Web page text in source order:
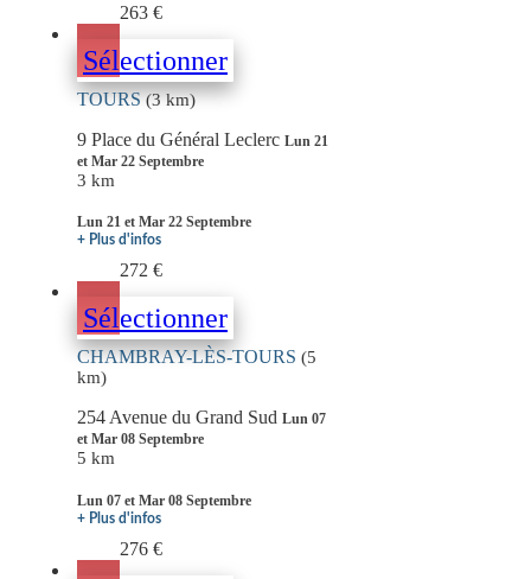
263 €
Sélectionner
TOURS(3 km)
9 Place du Général Leclerc Lun 21
et Mar 22 Septembre
3 km
Lun 21 et Mar 22 Septembre
+ Plus d'infos
272 €
Sélectionner
CHAMBRAY-LÈS-TOURS (5
km)
254 Avenue du Grand Sud Lun 07
et Mar 08 Septembre
5 km
Lun 07 et Mar 08 Septembre
+ Plus d'infos
276 €